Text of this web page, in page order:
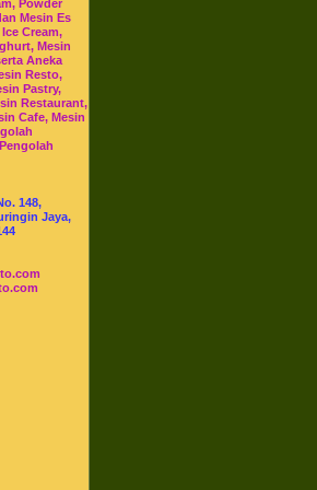
Powder
Mesin Es
Cream,
Mesin
Aneka
Resto,
Pastry,
Restaurant,
Cafe, Mesin
148,
Jaya,